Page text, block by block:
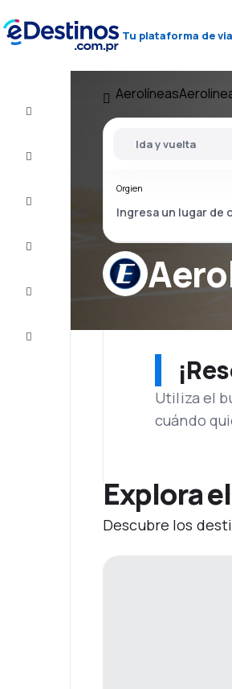
Tu plataforma de
Atención
Aerolíneas
Ida y vuelta
Orgien
Utiliza el
cuándo
Explora
Descubre los